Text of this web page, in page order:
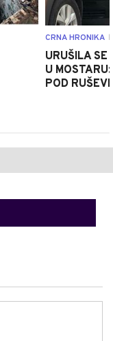
CRNA HRONIKA
URUŠILA
U
POD